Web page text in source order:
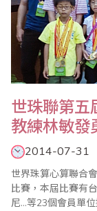
世珠聯第五
教練林敏發
2014-07-31
世界珠算心算聯合
比賽，本屆比賽有
尼…等23個會員單